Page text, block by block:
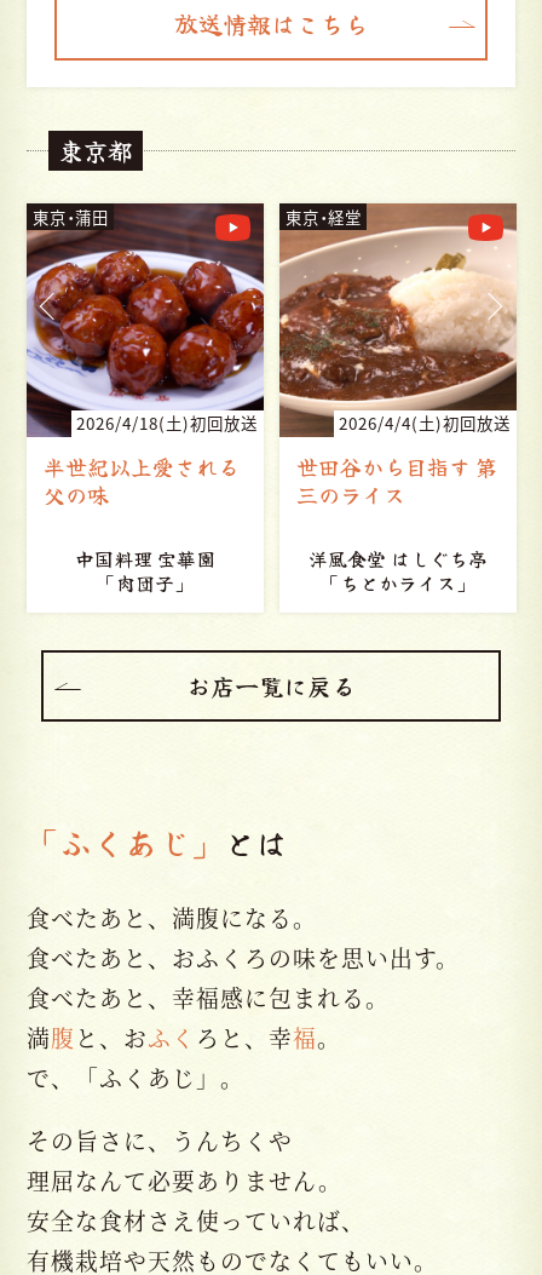
放送情報はこちら
東京都
東京・蒲田
2026/4/18(土)初回放送
半世紀以上愛される
父の味
中国料理 宝華園
「肉団子」
東京・経堂
2026/4/4(土)初回放送
世田谷から目指す 第
三のライス
洋風食堂 はしぐち亭
「ちとかライス」
お店一覧に戻る
「ふくあじ」 とは
食べたあと、満腹になる。
食べたあと、おふくろの味を思い出す。
食べたあと、幸福感に包まれる。
満腹 と、おふく ろと、幸福。
で、「ふくあじ」。
その旨さに、うんちくや
理屈なんて必要ありません。
安全な食材さえ使っていれば、
有機栽培や天然ものでなくてもいい。